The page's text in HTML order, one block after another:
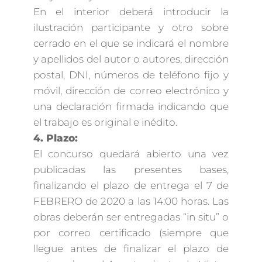
En el interior deberá introducir la
ilustración participante y otro sobre
cerrado en el que se indicará el nombre
y apellidos del autor o autores, dirección
postal, DNI, números de teléfono fijo y
móvil, dirección de correo electrónico y
una declaración firmada indicando que
el trabajo es original e inédito.
4. Plazo:
El concurso quedará abierto una vez
publicadas las presentes bases,
finalizando el plazo de entrega el 7 de
FEBRERO de 2020 a las 14:00 horas. Las
obras deberán ser entregadas “in situ” o
por correo certificado (siempre que
llegue antes de finalizar el plazo de